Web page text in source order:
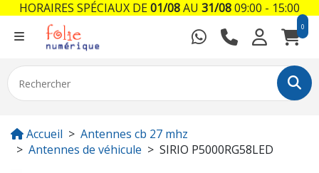
0
Accueil
Antennes cb 27 mhz
Antennes de véhicule
SIRIO P5000RG58LED
HORAIRES SPÉCIAUX DE01/08AU 31/0809:00 - 15:00